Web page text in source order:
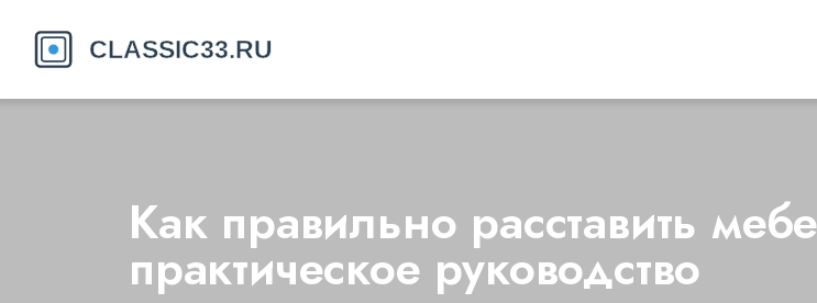
Как правильно расставить
практическое руководство